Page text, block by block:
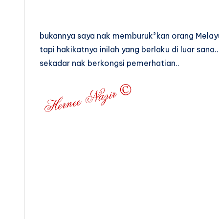
bukannya saya nak memburuk²kan orang
tapi hakikatnya inilah yang berlaku di luar sana..
sekadar nak berkongsi pemerhatian..